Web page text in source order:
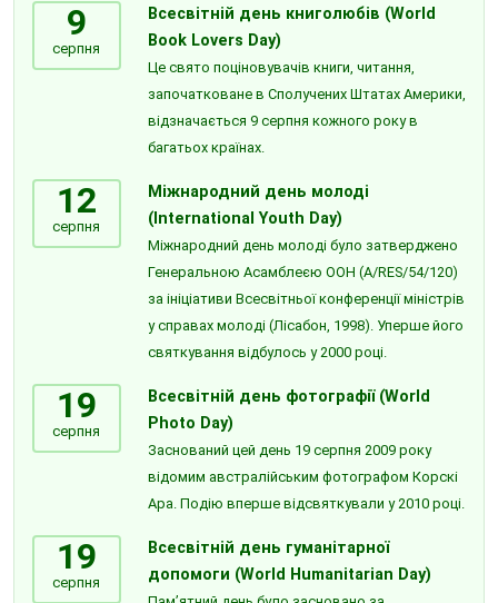
9
серпня
Всесвітній день книголюбів (World
Book Lovers Day)
Це свято поціновувачів книги, читання,
започатковане в Сполучених Штатах Америки,
відзначається 9 серпня кожного року в
багатьох країнах.
12
серпня
Міжнародний день молоді
(International Youth Day)
Міжнародний день молоді було затверджено
Генеральною Асамблеєю ООН (A/RES/54/120)
за ініціативи Всесвітньої конференції міністрів
у справах молоді (Лісабон, 1998). Уперше його
святкування відбулось у 2000 році.
19
серпня
Всесвітній день фотографії (World
Photo Day)
Заснований цей день 19 серпня 2009 року
відомим австралійським фотографом Корскі
Ара. Подію вперше відсвяткували у 2010 році.
19
серпня
Всесвітній день гуманітарної
допомоги (World Humanitarian Day)